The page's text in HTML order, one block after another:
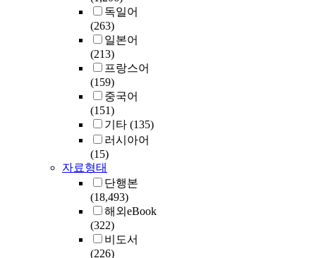
독일어
(263)
일본어
(213)
프랑스어
(159)
중국어
(151)
기타 (135)
러시아어
(15)
자료형태
단행본
(18,493)
해외eBook
(322)
비도서
(226)